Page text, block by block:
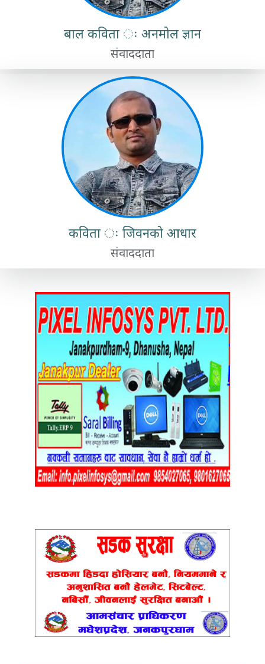
बाल कविता ः अनमोल ज्ञान
संवाददाता
कविता ः जिवनको आधार
संवाददाता